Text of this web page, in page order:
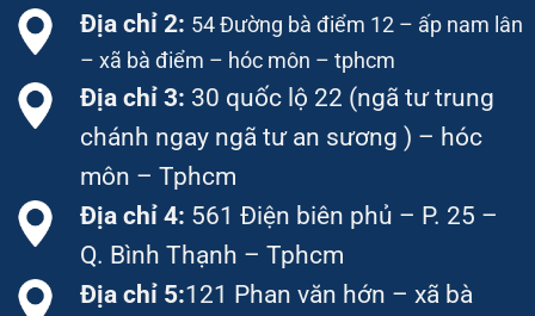
Địa chỉ 2: 54 Đường bà điểm 12 – ấp nam lân
– xã bà điểm – hóc môn – tphcm
Địa chỉ 3: 30 quốc lộ 22 (ngã tư trung
chánh ngay ngã tư an sương ) – hóc
môn – Tphcm
Địa chỉ 4: 561 Điện biên phủ – P. 25 –
Q. Bình Thạnh – Tphcm
Địa chỉ 5:121 Phan văn hớn – xã bà